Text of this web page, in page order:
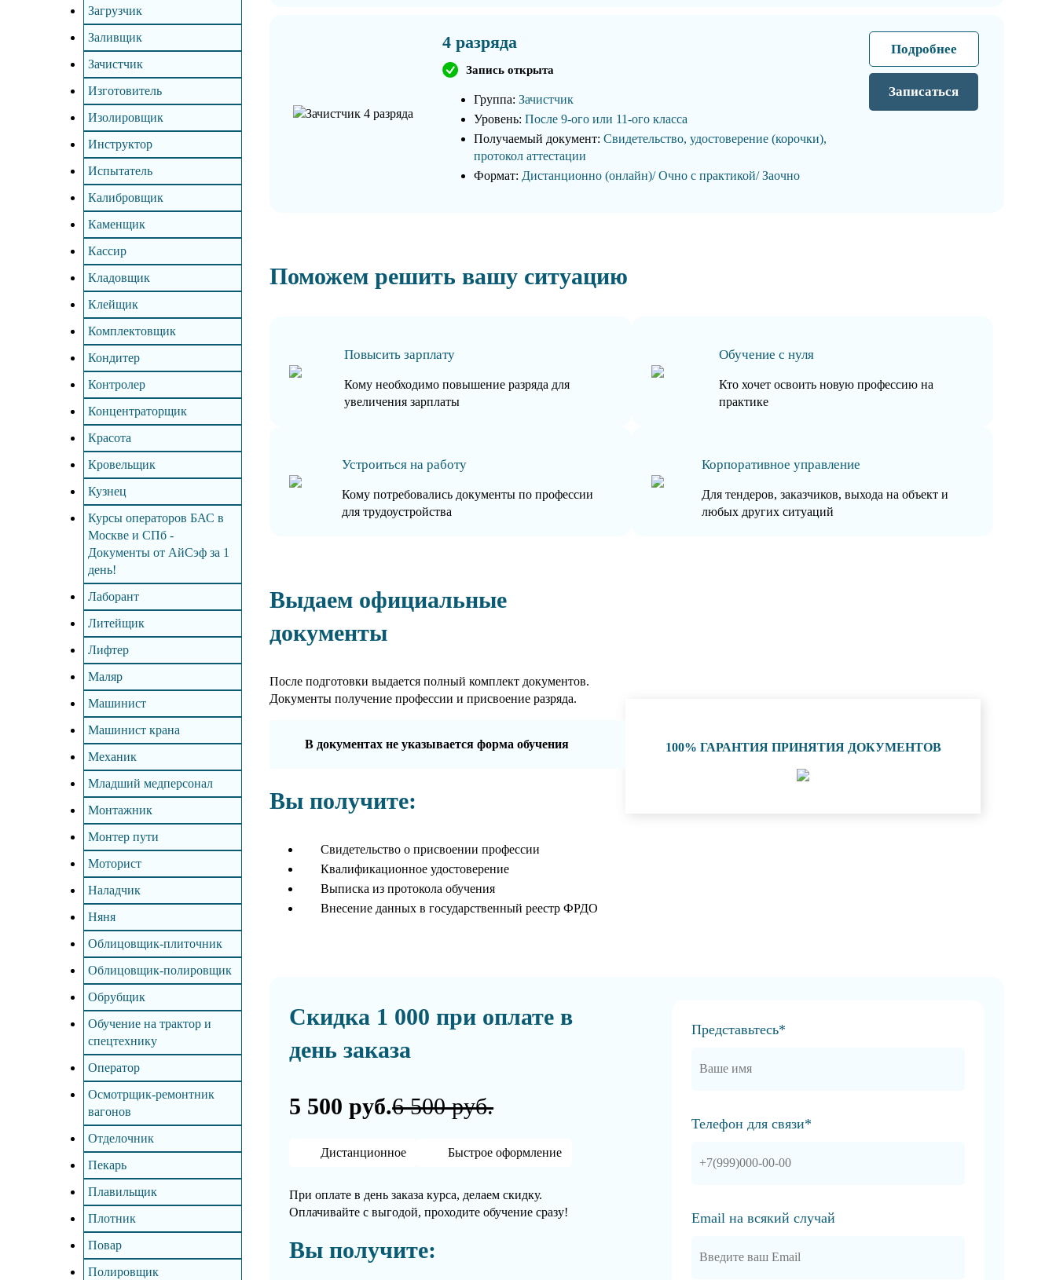
Загрузчик
Заливщик
Зачистчик
Изготовитель
Изолировщик
Инструктор
Испытатель
Калибровщик
Каменщик
Кассир
Кладовщик
Клейщик
Комплектовщик
Кондитер
Контролер
Концентраторщик
Красота
Кровельщик
Кузнец
Курсы операторов БАС в
Москве и СПб -
Документы от АйСэф за 1
день!
Лаборант
Литейщик
Лифтер
Маляр
Машинист
Машинист крана
Механик
Младший медперсонал
Монтажник
Монтер пути
Моторист
Наладчик
Няня
Облицовщик-плиточник
Облицовщик-полировщик
Обрубщик
Обучение на трактор и
спецтехнику
Оператор
Осмотрщик-ремонтник
вагонов
Отделочник
Пекарь
Плавильщик
Плотник
Повар
Полировщик
4 разряда
Запись открыта
Группа:Зачистчик
Уровень:После 9-ого или 11-ого класса
Получаемый документ:Свидетельство, удостоверение (корочки),
протокол аттестации
Формат: Дистанционно (онлайн)/ Очно с практикой/ Заочно
Подробнее
Записаться
Поможем решить вашу ситуацию
Повысить зарплату
Кому необходимо повышение разряда для
увеличения зарплаты
Обучение с нуля
Кто хочет освоить новую профессию на
практике
Устроиться на работу
Кому потребовались документы по профессии
для трудоустройства
Корпоративное управление
Для тендеров, заказчиков, выхода на объект и
любых других ситуаций
Выдаем официальные
документы
После подготовки выдается полный комплект документов.
Документы получение профессии и присвоение разряда.
В документах не указывается форма обучения
Вы получите:
Свидетельство о присвоении профессии
Квалификационное удостоверение
Выписка из протокола обучения
Внесение данных в государственный реестр ФРДО
100% ГАРАНТИЯ ПРИНЯТИЯ ДОКУМЕНТОВ
Скидка 1 000 при оплате в
день заказа
5 500 руб.6 500 руб.
Дистанционное Быстрое оформление
При оплате в день заказа курса, делаем скидку.
Оплачивайте с выгодой, проходите обучение сразу!
Вы получите:
Представьтесь*
Телефон для связи*
Email на всякий случай